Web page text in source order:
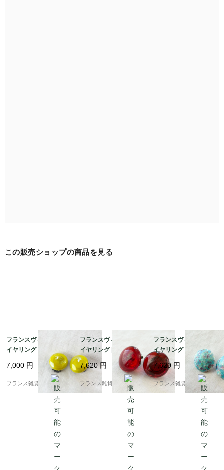
この販売ショップの商品を見る
フランスヴィンテージ
イヤリング | 絶妙なラ
イムグリーンのレトロ
ガラス | 1950～60年頃
7,000 円
フランス雑貨chouchou
フランスヴィンテージ
イヤリング | 光を透か
す 美しいルビーレッド
ガラス | 1950～60年頃
7,620円
フランス雑貨chouchou
フランスヴィンテージ
イヤリング |ターコイズ
ブルー モザイクタイル
風ガラス | 1950～60年
頃
7,620 円
フランス雑貨chouchou